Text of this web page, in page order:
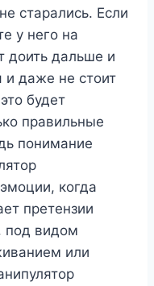
старались. Если
у него на
доить дальше и
и даже не стоит
будет
правильные
понимание
когда
претензии
под видом
или